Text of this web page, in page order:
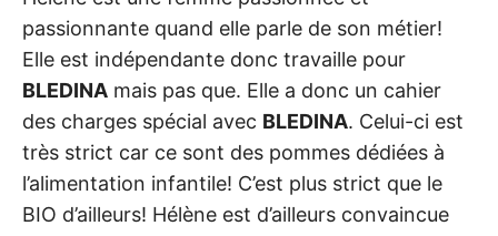
passionnante quand elle parle de son métier!
Elle est indépendante donc travaille pour
BLEDINA mais pas que. Elle a donc un cahier
des charges spécial avec BLEDINA. Celui-ci est
très strict car ce sont des pommes dédiées à
l’alimentation infantile! C’est plus strict que le
BIO d’ailleurs! Hélène est d’ailleurs convaincue